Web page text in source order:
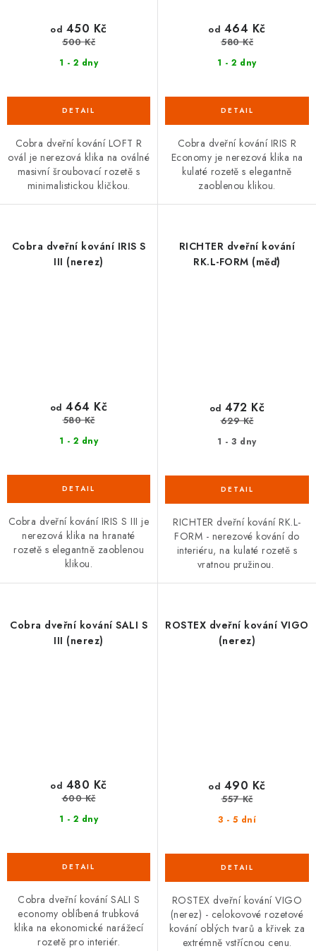
1 - 2 dny
od 450 Kč
500 Kč
Cobra dveřní kování LOFT R
ovál je nerezová klika na oválné
masivní šroubovací rozetě s
minimalistickou kličkou.
1 - 2 dny
od 464 Kč
580 Kč
Cobra dveřní kování IRIS R
Economy je nerezová klika na
kulaté rozetě s elegantně
zaoblenou klikou.
Cobra dveřní kování IRIS S
III (nerez)
1 - 2 dny
od 464 Kč
580 Kč
Cobra dveřní kování IRIS S III je
nerezová klika na hranaté
rozetě s elegantně zaoblenou
klikou.
RICHTER dveřní kování
RK.L-FORM (měď)
1 - 3 dny
od 472 Kč
629 Kč
RICHTER dveřní kování RK.L-
FORM - nerezové kování do
interiéru, na kulaté rozetě s
vratnou pružinou.
Cobra dveřní kování SALI S
III (nerez)
1 - 2 dny
od 480 Kč
600 Kč
Cobra dveřní kování SALI S
economy oblíbená trubková
klika na ekonomické narážecí
rozetě pro interiér.
ROSTEX dveřní kování VIGO
(nerez)
3 - 5 dní
od 490 Kč
557 Kč
ROSTEX dveřní kování VIGO
(nerez) - celokovové rozetové
kování oblých tvarů a křivek za
extrémně vstřícnou cenu.